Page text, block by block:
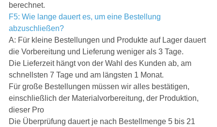
berechnet.
F5: Wie lange dauert es, um eine Bestellung
abzuschließen?
A: Für kleine Bestellungen und Produkte auf Lager dauert
die Vorbereitung und Lieferung weniger als 3 Tage.
Die Lieferzeit hängt von der Wahl des Kunden ab, am
schnellsten 7 Tage und am längsten 1 Monat.
Für große Bestellungen müssen wir alles bestätigen,
einschließlich der Materialvorbereitung, der Produktion,
dieser Pro
Die Überprüfung dauert je nach Bestellmenge 5 bis 21